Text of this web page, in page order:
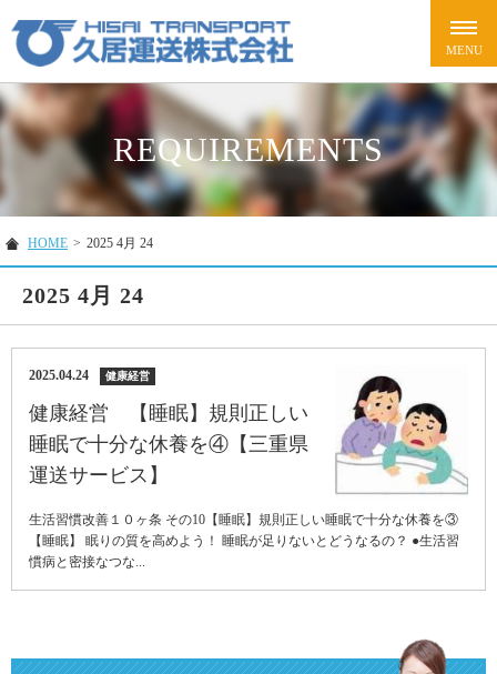
REQUIREMENTS
HOME > 2025 4月 24
2025 4月 24
2025.04.24 健康経営
健康経営 【睡眠】規則正しい
睡眠で十分な休養を④【三重県
運送サービス】
生活習慣改善１０ヶ条 その10【睡眠】規則正しい睡眠で十分な休養を③
【睡眠】 眠りの質を高めよう！ 睡眠が足りないとどうなるの？ ●生活習
慣病と密接なつな...